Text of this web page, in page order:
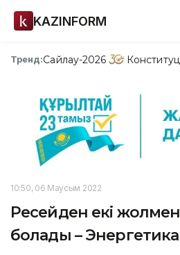
KAZINFORM
Тренд:Сайлау-2026
10:50, 06 Маусым 2022
Ресейден екі жолмен
болады –